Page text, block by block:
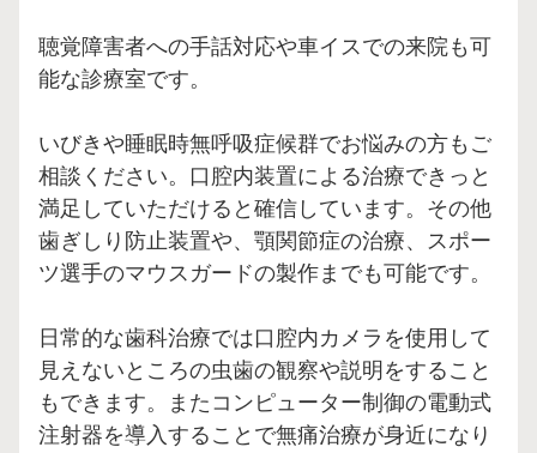
聴覚障害者への手話対応や車イスでの来院も可
能な診療室です。
いびきや睡眠時無呼吸症候群でお悩みの方もご
相談ください。口腔内装置による治療できっと
満足していただけると確信しています。その他
歯ぎしり防止装置や、顎関節症の治療、スポー
ツ選手のマウスガードの製作までも可能です。
日常的な歯科治療では口腔内カメラを使用して
見えないところの虫歯の観察や説明をすること
もできます。またコンピューター制御の電動式
注射器を導入することで無痛治療が身近になり